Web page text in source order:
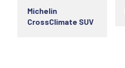
Michelin
CrossClimate SUV